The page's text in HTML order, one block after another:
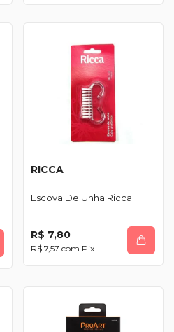
RICCA
Escova De Unha Ricca
R$ 7,80
R$ 7,57 com Pix